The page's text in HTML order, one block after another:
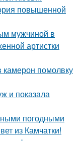
повышенной
мужчиной в
артистки
камерон помолвку
и показала
погодными
из Камчатки!